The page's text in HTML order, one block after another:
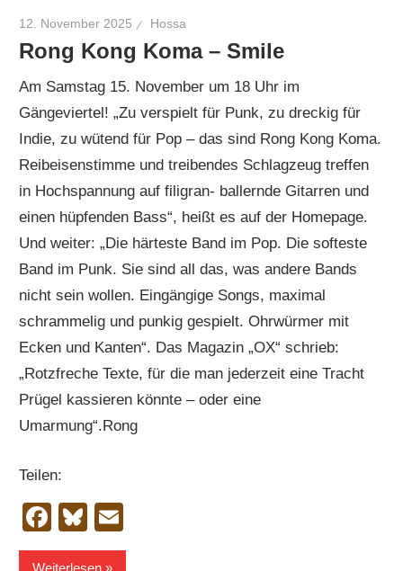
12. November 2025 Hossa
Rong Kong Koma – Smile
Am Samstag 15. November um 18 Uhr im
Gängeviertel! „Zu verspielt für Punk, zu dreckig für
Indie, zu wütend für Pop – das sind Rong Kong Koma.
Reibeisenstimme und treibendes Schlagzeug treffen
in Hochspannung auf filigran- ballernde Gitarren und
einen hüpfenden Bass“, heißt es auf der Homepage.
Und weiter: „Die härteste Band im Pop. Die softeste
Band im Punk. Sie sind all das, was andere Bands
nicht sein wollen. Eingängige Songs, maximal
schrammelig und punkig gespielt. Ohrwürmer mit
Ecken und Kanten“. Das Magazin „OX“ schrieb:
„Rotzfreche Texte, für die man jederzeit eine Tracht
Prügel kassieren könnte – oder eine
Umarmung“.Rong
Teilen:
Facebook
Bluesky
Weiterlesen